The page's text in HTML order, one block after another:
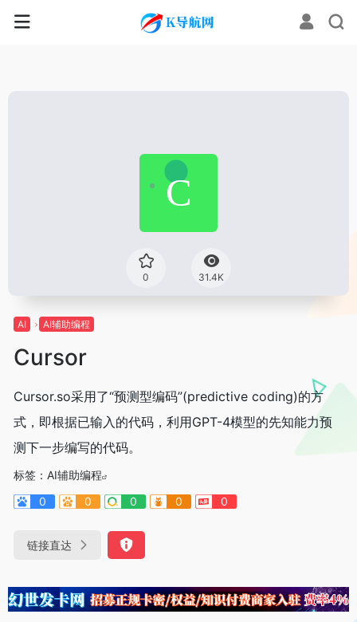
0 31.4K
AI AI辅助编程
Cursor
Cursor.so采用了“预测型编码”(predictive coding)的方
式，即根据已输入的代码，利用GPT-4模型的先知能力预
测下一步编写的代码。
标签： AI辅助编程
0
0 0 0 0
链接直达